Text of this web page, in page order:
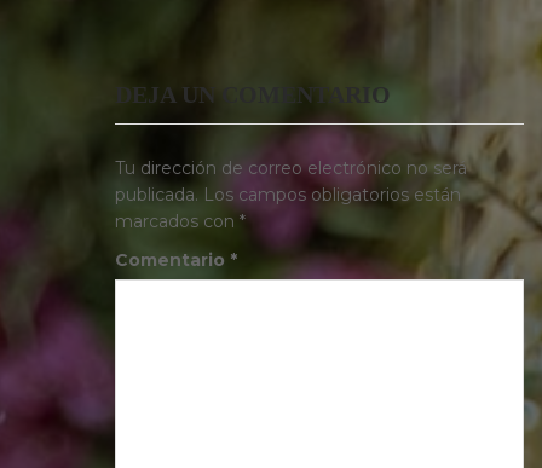
DEJA UN COMENTARIO
Tu dirección de correo electrónico no será
publicada. Los campos obligatorios están
marcados con *
Comentario *